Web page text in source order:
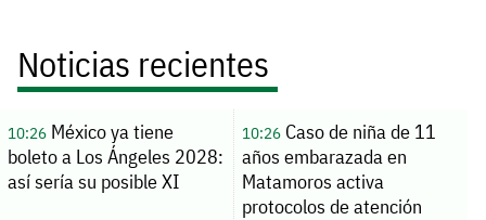
Noticias recientes
10:26México ya tiene
boleto a Los Ángeles 2028:
así sería su posible XI
10:26Caso de niña de 11
años embarazada en
Matamoros activa
protocolos de atención